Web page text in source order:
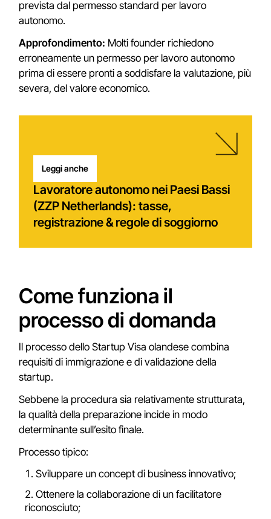
prevista dal permesso standard per lavoro
autonomo.
Approfondimento: Molti founder richiedono
erroneamente un permesso per lavoro autonomo
prima di essere pronti a soddisfare la valutazione, più
severa, del valore economico.
Leggi anche
Lavoratore autonomo nei Paesi Bassi
(ZZP Netherlands): tasse,
registrazione & regole di soggiorno
Come funziona il
processo di domanda
Il processo dello Startup Visa olandese combina
requisiti di immigrazione e di validazione della
startup.
Sebbene la procedura sia relativamente strutturata,
la qualità della preparazione incide in modo
determinante sull’esito finale.
Processo tipico:
Sviluppare un concept di business innovativo;
Ottenere la collaborazione di un facilitatore
riconosciuto;